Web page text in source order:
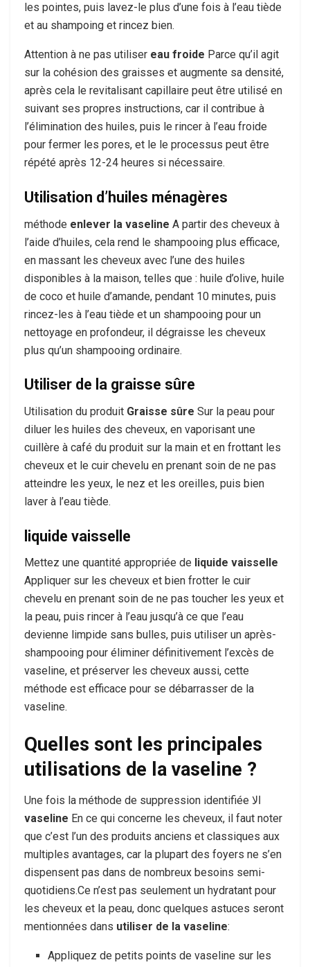
les pointes, puis lavez-le plus d’une fois à l’eau tiède
et au shampoing et rincez bien.
Attention à ne pas utiliser eau froide Parce qu’il agit
sur la cohésion des graisses et augmente sa densité,
après cela le revitalisant capillaire peut être utilisé en
suivant ses propres instructions, car il contribue à
l’élimination des huiles, puis le rincer à l’eau froide
pour fermer les pores, et le le processus peut être
répété après 12-24 heures si nécessaire.
Utilisation d’huiles ménagères
méthode enlever la vaseline A partir des cheveux à
l’aide d’huiles, cela rend le shampooing plus efficace,
en massant les cheveux avec l’une des huiles
disponibles à la maison, telles que : huile d’olive, huile
de coco et huile d’amande, pendant 10 minutes, puis
rincez-les à l’eau tiède et un shampooing pour un
nettoyage en profondeur, il dégraisse les cheveux
plus qu’un shampooing ordinaire.
Utiliser de la graisse sûre
Utilisation du produit Graisse sûre Sur la peau pour
diluer les huiles des cheveux, en vaporisant une
cuillère à café du produit sur la main et en frottant les
cheveux et le cuir chevelu en prenant soin de ne pas
atteindre les yeux, le nez et les oreilles, puis bien
laver à l’eau tiède.
liquide vaisselle
Mettez une quantité appropriée de liquide vaisselle
Appliquer sur les cheveux et bien frotter le cuir
chevelu en prenant soin de ne pas toucher les yeux et
la peau, puis rincer à l’eau jusqu’à ce que l’eau
devienne limpide sans bulles, puis utiliser un après-
shampooing pour éliminer définitivement l’excès de
vaseline, et préserver les cheveux aussi, cette
méthode est efficace pour se débarrasser de la
vaseline.
Quelles sont les principales
utilisations de la vaseline ?
Une fois la méthode de suppression identifiée الا
vaseline En ce qui concerne les cheveux, il faut noter
que c’est l’un des produits anciens et classiques aux
multiples avantages, car la plupart des foyers ne s’en
dispensent pas dans de nombreux besoins semi-
quotidiens.Ce n’est pas seulement un hydratant pour
les cheveux et la peau, donc quelques astuces seront
mentionnées dans utiliser de la vaseline:
Appliquez de petits points de vaseline sur les